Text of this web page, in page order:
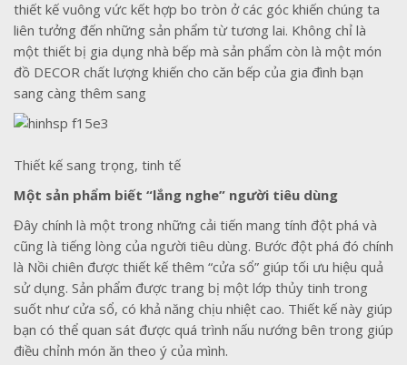
thiết kế vuông vức kết hợp bo tròn ở các góc khiến chúng ta
liên tưởng đến những sản phẩm từ tương lai. Không chỉ là
một thiết bị gia dụng nhà bếp mà sản phẩm còn là một món
đồ DECOR chất lượng khiến cho căn bếp của gia đình bạn
sang càng thêm sang
Thiết kế sang trọng, tinh tế
Một sản phẩm biết “lắng nghe” người tiêu dùng
Đây chính là một trong những cải tiến mang tính đột phá và
cũng là tiếng lòng của người tiêu dùng. Bước đột phá đó chính
là Nồi chiên được thiết kế thêm “cửa sổ” giúp tối ưu hiệu quả
sử dụng. Sản phẩm được trang bị một lớp thủy tinh trong
suốt như cửa sổ, có khả năng chịu nhiệt cao. Thiết kế này giúp
bạn có thể quan sát được quá trình nấu nướng bên trong giúp
điều chỉnh món ăn theo ý của mình.